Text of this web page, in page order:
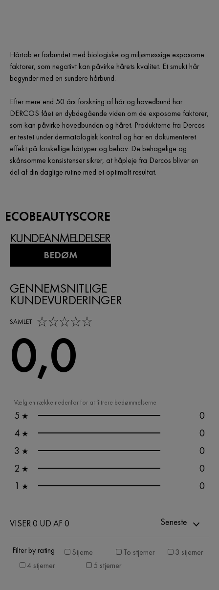
Hårtab er forbundet med biologiske og miljømøssige exposome
faktorer, som negativt kan påvirke hårets kvalitet. Et smukt hår
begynder med en sundere hårbund.
Efter mere end 50 års forskning af hår og hovedbund har
DERCOS fået en dybdegående viden om de exposome faktorer,
som kan påvirke hovedbunden og håret. Produkterne fra Dercos
er testet under dermatologisk kontrol og har en dokumenteret
effekt på forskellige hårtyper og behov. De behagelige og
skånsomme konsistenser sikrer, at håpleje fra Dercos bliver en
del af din daglige rutine med et optimalt resultat.
ECOBEAUTYSCORE
KUNDEANMELDELSER
BEDØM
Vælg en række nedenfor for at filtrere bedømmelserne
5 ★
0
4 ★
0
3 ★
0
2 ★
0
1 ★ 0
GENNEMSNITLIGE
KUNDEVURDERINGER
SAMLET
0,0 out of 5 stars
0,0
VISER 0 UD AF 0 Seneste
Filter by rating Stjerne To stjerner
3 stjerner
4 stjerner
5 stjerner